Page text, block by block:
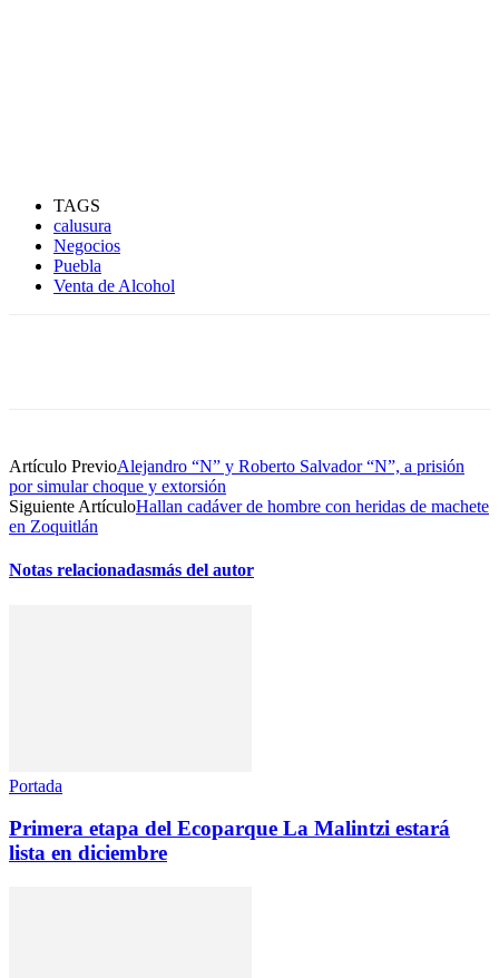
TAGS
calusura
Negocios
Puebla
Venta de Alcohol
Artículo PrevioAlejandro “N” y Roberto Salvador “N”, a prisión
por simular choque y extorsión
Siguiente ArtículoHallan cadáver de hombre con heridas de machete
en Zoquitlán
Notas relacionadasmás del autor
Portada
Primera etapa del Ecoparque La Malintzi estará
lista en diciembre